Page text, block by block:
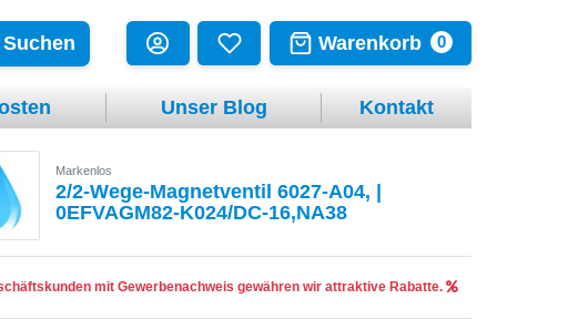
Warenkorb 0
Suchen
Unser Blog Kontakt
Markenlos
2/2-Wege-Magnetventil 6027-A04, |
0EFVAGM82-K024/DC-16,NA38
mit Gewerbenachweis gewähren wir attraktive Rabatte.